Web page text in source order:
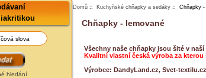
hledání
Domů :: Kuchyňské chňapky a sedáky :: Chňapky -
Chňapky - lemované
Všechny naše chňapky jsou šité v
Kvalitní vlastní česká výroba za
Výrobce: DandyLand.cz, Svet-textilu.cz